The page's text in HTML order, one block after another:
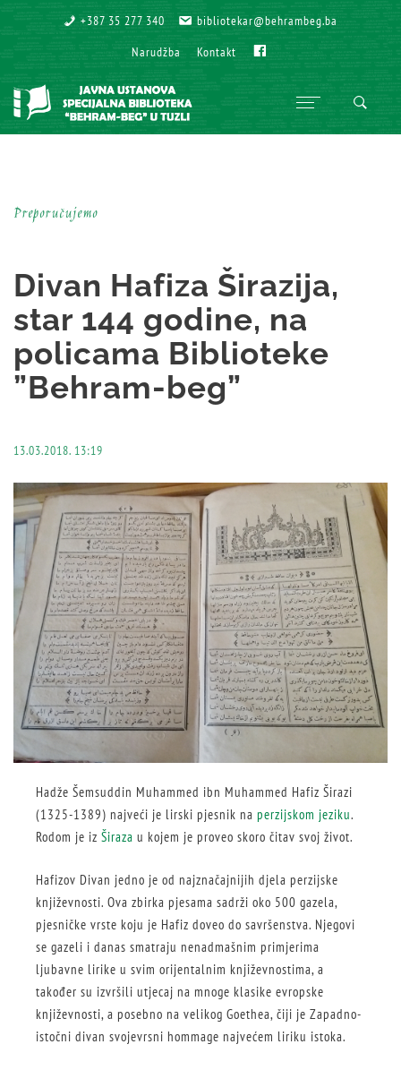
+387 35 277 340
+387 35 277 340 bibliotekar@behrambeg.ba
bibliotekar@behrambeg.ba
Narudžba
Narudžba Kontakt
Kontakt
Preporučujemo
Divan Hafiza Širazija,
star 144 godine, na
policama Biblioteke
”Behram-beg”
13.03.2018. 13:19
Hadže Šemsuddin Muhammed ibn Muhammed Hafiz Širazi
(1325-1389) najveći je lirski pjesnik na perzijskom jeziku.
Rodom je iz Širaza u kojem je proveo skoro čitav svoj život.
Hafizov Divan jedno je od najznačajnijih djela perzijske
književnosti. Ova zbirka pjesama sadrži oko 500 gazela,
pjesničke vrste koju je Hafiz doveo do savršenstva. Njegovi
se gazeli i danas smatraju nenadmašnim primjerima
ljubavne lirike u svim orijentalnim književnostima, a
također su izvršili utjecaj na mnoge klasike evropske
književnosti, a posebno na velikog Goethea, čiji je Zapadno-
istočni divan svojevrsni hommage najvećem liriku istoka.